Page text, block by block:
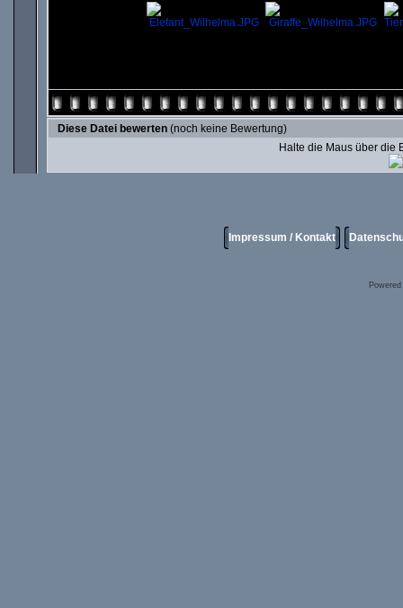
Diese Datei bewerten (noch keine Bewertung)
Halte die Maus über die
Impressum / Kontakt